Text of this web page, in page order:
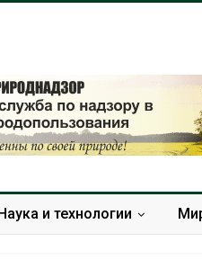
и технологии